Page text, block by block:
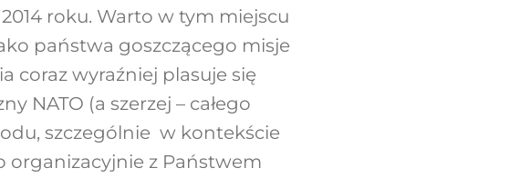
roku. Warto w tym miejscu
państwa goszczącego misje
coraz wyraźniej plasuje się
NATO (a szerzej – całego
szczególnie w kontekście
organizacyjnie z Państwem